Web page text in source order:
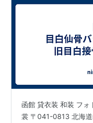
函館 貸衣装 和装 フォ
裳 〒041-0813 北海